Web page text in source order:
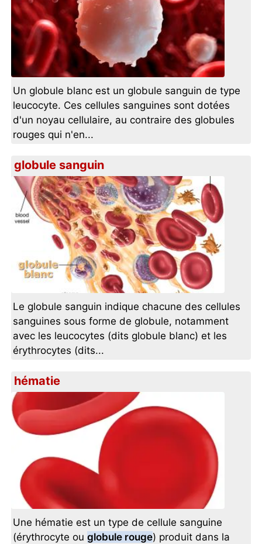
Un globule blanc est un globule sanguin de type
leucocyte. Ces cellules sanguines sont dotées
d'un noyau cellulaire, au contraire des globules
rouges qui n'en...
globule sanguin
Le globule sanguin indique chacune des cellules
sanguines sous forme de globule, notamment
avec les leucocytes (dits globule blanc) et les
érythrocytes (dits...
hématie
Une hématie est un type de cellule sanguine
(érythrocyte ouglobule rouge) produit dans la